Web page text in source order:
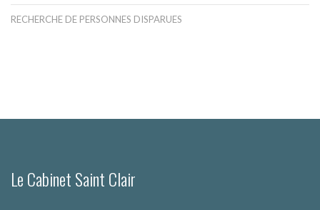
RECHERCHE DE PERSONNES DISPARUES
Le Cabinet Saint Clair